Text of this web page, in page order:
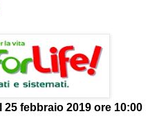
25 febbraio 2019 ore 10:00